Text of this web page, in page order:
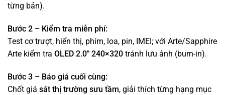
từng bản).
Bước 2 – Kiểm tra miễn phí:
Test cơ trượt, hiển thị, phím, loa, pin, IMEI; với Arte/Sapphire
Arte kiểm tra OLED 2.0″ 240×320 tránh lưu ảnh (burn-in).
Bước 3 – Báo giá cuối cùng:
Chốt giá sát thị trường sưu tầm, giải thích từng hạng mục